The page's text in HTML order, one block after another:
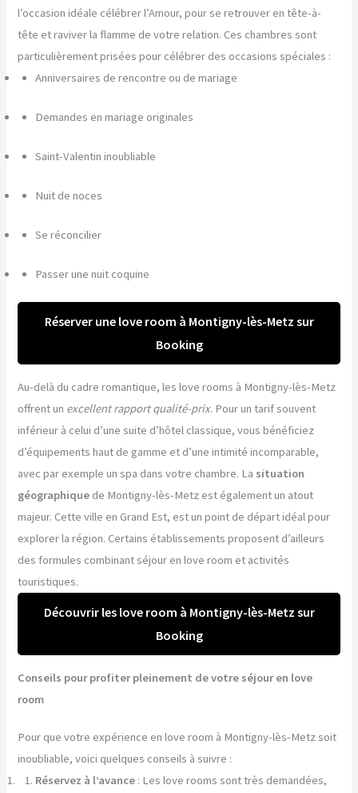
l’occasion idéale célébrer l’Amour, pour se retrouver en tête-à-
tête et raviver la flamme de votre relation. Ces chambres sont
particulièrement prisées pour célébrer des occasions spéciales :
Anniversaires de rencontre ou de mariage
Demandes en mariage originales
Saint-Valentin inoubliable
Nuit de noces
Se réconcilier
Passer une nuit coquine
Réserver une love room à Montigny-lès-Metz sur
Booking
Au-delà du cadre romantique, les love rooms à Montigny-lès-Metz
offrent un excellent rapport qualité-prix. Pour un tarif souvent
inférieur à celui d’une suite d’hôtel classique, vous bénéficiez
d’équipements haut de gamme et d’une intimité incomparable,
avec par exemple un spa dans votre chambre. La situation
géographique de Montigny-lès-Metz est également un atout
majeur. Cette ville en Grand Est, est un point de départ idéal pour
explorer la région. Certains établissements proposent d’ailleurs
des formules combinant séjour en love room et activités
touristiques.
Découvrir les love room à Montigny-lès-Metz sur
Booking
Conseils pour profiter pleinement de votre séjour en love
room
Pour que votre expérience en love room à Montigny-lès-Metz soit
inoubliable, voici quelques conseils à suivre :
Réservez à l’avance : Les love rooms sont très demandées,